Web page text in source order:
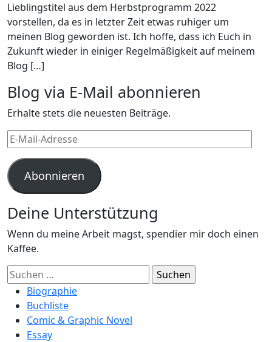
Lieblingstitel aus dem Herbstprogramm 2022
vorstellen, da es in letzter Zeit etwas ruhiger um
meinen Blog geworden ist. Ich hoffe, dass ich Euch in
Zukunft wieder in einiger Regelmäßigkeit auf meinem
Blog […]
Blog via E-Mail abonnieren
Erhalte stets die neuesten Beiträge.
E-
Mail-
Adresse
Abonnieren
Deine Unterstützung
Wenn du meine Arbeit magst, spendier mir doch einen
Kaffee.
Suchen
nach:Biographie
Buchliste
Comic & Graphic Novel
Essay